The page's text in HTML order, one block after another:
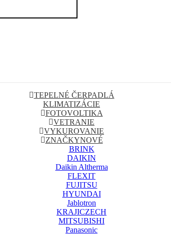
TEPELNÉ ČERPADLÁ
KLIMATIZÁCIE
FOTOVOLTIKA
VETRANIE
VYKUROVANIE
ZNAČKYNOVÉ
BRINK
DAIKIN
Daikin Altherma
FLEXIT
FUJITSU
HYUNDAI
Jablotron
KRAJICZECH
MITSUBISHI
Panasonic